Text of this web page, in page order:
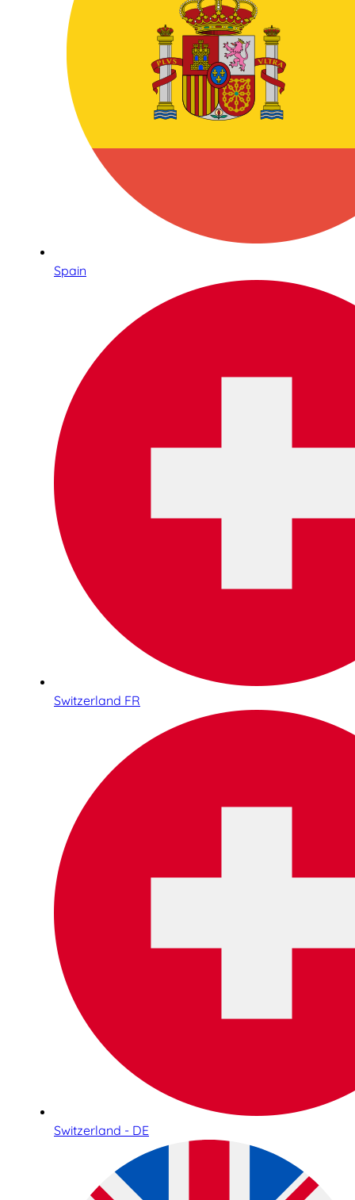
Spain
Switzerland FR
Switzerland - DE